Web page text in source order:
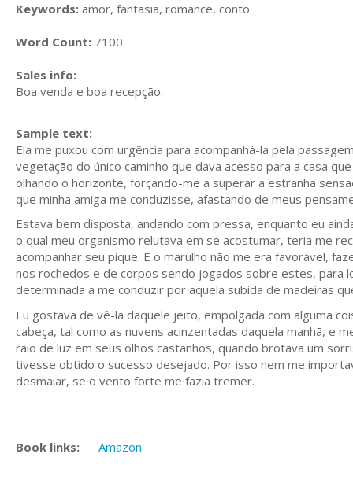
Keywords: amor, fantasia, romance, conto
Word Count: 7100
Sales info:
Boa venda e boa recepção.
Sample text:
Ela me puxou com urgência para acompanhá-la pela
vegetação do único caminho que dava acesso para a casa
olhando o horizonte, forçando-me a superar a estranha
que minha amiga me conduzisse, afastando de meus
Estava bem disposta, andando com pressa, enquanto eu
o qual meu organismo relutava em se acostumar, teria me
acompanhar seu pique. E o marulho não me era favorável,
nos rochedos e de corpos sendo jogados sobre estes, para
determinada a me conduzir por aquela subida de madeiras
Eu gostava de vê-la daquele jeito, empolgada com alguma
cabeça, tal como as nuvens acinzentadas daquela manhã, e
raio de luz em seus olhos castanhos, quando brotava um
tivesse obtido o sucesso desejado. Por isso nem me
desmaiar, se o vento forte me fazia tremer.
Book links: Amazon